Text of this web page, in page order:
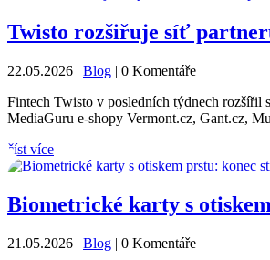
Twisto rozšiřuje síť
22.05.2026 | Blog | 0 Komentáře
Fintech Twisto v posledních týdnech rozšířil
MediaGuru e-shopy Vermont.cz, Gant.cz,
číst více
Biometrické karty s
21.05.2026 | Blog | 0 Komentáře